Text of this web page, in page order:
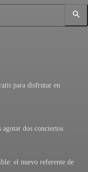
para disfrutar en
dos conciertos
el nuevo referente de